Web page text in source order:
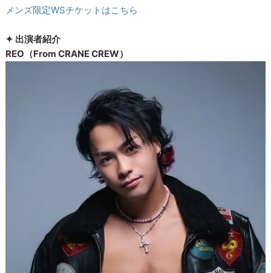
メンズ限定WSチケットはこちら
✦ 出演者紹介
REO（From CRANE CREW）